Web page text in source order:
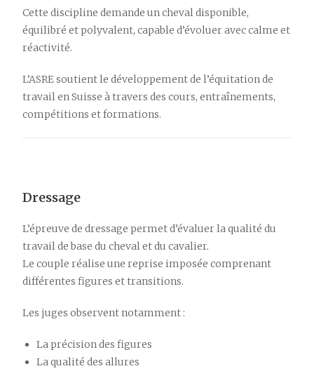
Cette discipline demande un cheval disponible,
équilibré et polyvalent, capable d’évoluer avec calme et
réactivité.
L’ASRE soutient le développement de l’équitation de
travail en Suisse à travers des cours, entraînements,
compétitions et formations.
Dressage
L’épreuve de dressage permet d’évaluer la qualité du
travail de base du cheval et du cavalier.
Le couple réalise une reprise imposée comprenant
différentes figures et transitions.
Les juges observent notamment :
La précision des figures
La qualité des allures